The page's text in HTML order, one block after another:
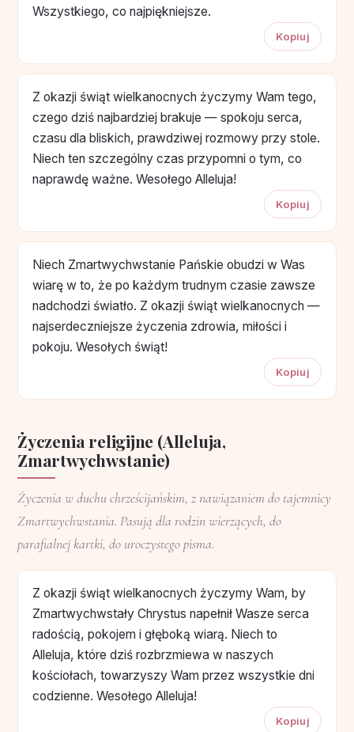
Wszystkiego, co najpiękniejsze.
Kopiuj
Z okazji świąt wielkanocnych życzymy Wam tego,
czego dziś najbardziej brakuje — spokoju serca,
czasu dla bliskich, prawdziwej rozmowy przy stole.
Niech ten szczególny czas przypomni o tym, co
naprawdę ważne. Wesołego Alleluja!
Kopiuj
Niech Zmartwychwstanie Pańskie obudzi w Was
wiarę w to, że po każdym trudnym czasie zawsze
nadchodzi światło. Z okazji świąt wielkanocnych —
najserdeczniejsze życzenia zdrowia, miłości i
pokoju. Wesołych świąt!
Kopiuj
Życzenia religijne (Alleluja,
Zmartwychwstanie)
Życzenia w duchu chrześcijańskim, z nawiązaniem do tajemnicy
Zmartwychwstania. Pasują dla rodzin wierzących, do
parafialnej kartki, do uroczystego pisma.
Z okazji świąt wielkanocnych życzymy Wam, by
Zmartwychwstały Chrystus napełnił Wasze serca
radością, pokojem i głęboką wiarą. Niech to
Alleluja, które dziś rozbrzmiewa w naszych
kościołach, towarzyszy Wam przez wszystkie dni
codzienne. Wesołego Alleluja!
Kopiuj